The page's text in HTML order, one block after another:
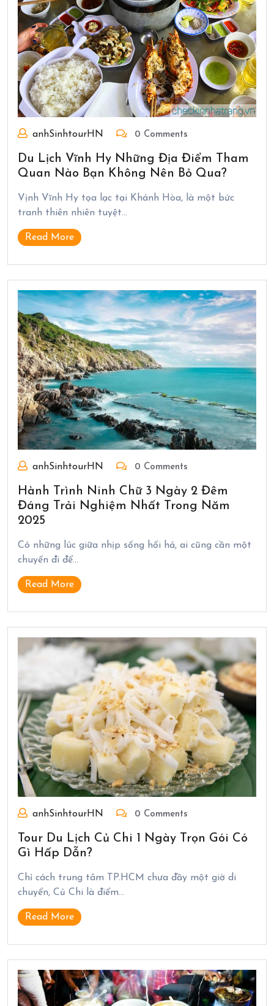
anhSinhtourHN 0 Comments
Du Lịch Vĩnh Hy Những Địa Điểm Tham
Quan Nào Bạn Không Nên Bỏ Qua?
Vịnh Vĩnh Hy tọa lạc tại Khánh Hòa, là một bức
tranh thiên nhiên tuyệt…
Read More
anhSinhtourHN 0 Comments
Hành Trình Ninh Chữ 3 Ngày 2 Đêm
Đáng Trải Nghiệm Nhất Trong Năm
2025
Có những lúc giữa nhịp sống hối hả, ai cũng cần một
chuyến đi để…
Read More
anhSinhtourHN 0 Comments
Tour Du Lịch Củ Chi 1 Ngày Trọn Gói Có
Gì Hấp Dẫn?
Chỉ cách trung tâm TP.HCM chưa đầy một giờ di
chuyển, Củ Chi là điểm…
Read More